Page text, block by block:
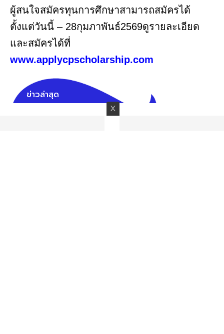
ผู้สนใจสมัครทุนการศึกษาสามารถสมัครได้
ตั้งแต่วันนี้ – 28กุมภาพันธ์2569ดูรายละเอียด
และสมัครได้ที่
www.applycpscholarship.com
ข่าวล่าสุด